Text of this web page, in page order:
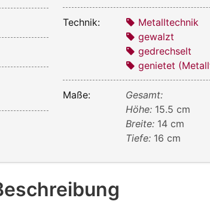
Technik:
Metalltechnik
gewalzt
gedrechselt
genietet
Maße:
Gesamt:
Höhe: 15.5 cm
Breite: 14 cm
Tiefe: 16 cm